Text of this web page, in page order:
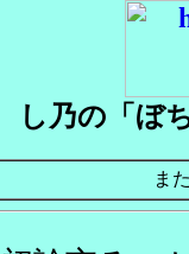
し乃の「ぼ
ま